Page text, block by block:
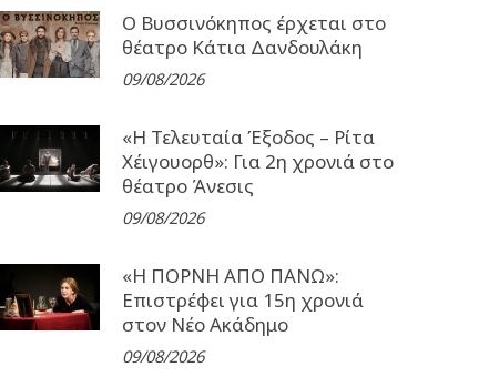
Ο Βυσσινόκηπος έρχεται στο
θέατρο Κάτια Δανδουλάκη
09/08/2026
«Η Τελευταία Έξοδος – Ρίτα
Χέιγουορθ»: Για 2η χρονιά στο
θέατρο Άνεσις
09/08/2026
«Η ΠΟΡΝΗ ΑΠΟ ΠΑΝΩ»:
Επιστρέφει για 15η χρονιά
στον Νέο Ακάδημο
09/08/2026